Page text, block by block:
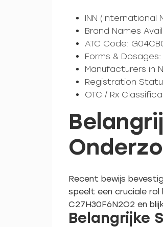
INN (International
Brand Names
ATC Code:
Forms &
Manufacturers in
Registration
OTC / Rx
Recent bewijs
speelt een cruciale
C27H30F6N2O2 en
Belangrijke